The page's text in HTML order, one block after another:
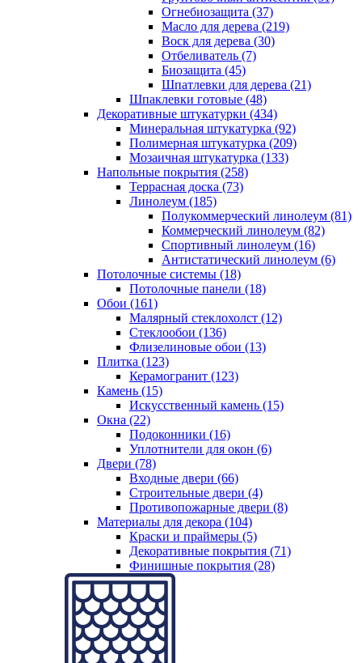
Огнебиозащита (37)
Масло для дерева (219)
Воск для дерева (30)
Отбеливатель (7)
Биозащита (45)
Шпатлевки для дерева (21)
Шпаклевки готовые (48)
Декоративные штукатурки (434)
Минеральная штукатурка (92)
Полимерная штукатурка (209)
Мозаичная штукатурка (133)
Напольные покрытия (258)
Террасная доска (73)
Линолеум (185)
Полукоммерческий линолеум (81)
Коммерческий линолеум (82)
Спортивный линолеум (16)
Антистатический линолеум (6)
Потолочные системы (18)
Потолочные панели (18)
Обои (161)
Малярный стеклохолст (12)
Стеклообои (136)
Флизелиновые обои (13)
Плитка (123)
Керамогранит (123)
Камень (15)
Искусственный камень (15)
Окна (22)
Подоконники (16)
Уплотнители для окон (6)
Двери (78)
Входные двери (66)
Строительные двери (4)
Противопожарные двери (8)
Материалы для декора (104)
Краски и праймеры (5)
Декоративные покрытия (71)
Финишные покрытия (28)